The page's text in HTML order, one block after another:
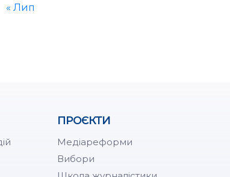
« Лип
ПРОЄКТИ
Медіареформи
Вибори